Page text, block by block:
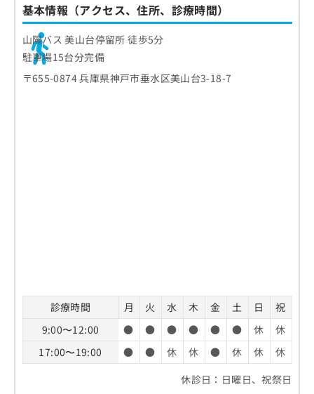
基本情報（アクセス、住所、診療時間）
山陽バス 美山台停留所 徒歩5分
駐車場15台分完備
〒655-0874 兵庫県神戸市垂水区美山台3-18-7
診療時間 月 火 水 木 金 土 日
祝
9:00〜12:00
● ● ● ● ● ● 休
休
17:00〜19:00
● ● 休 休 ● 休 休
休
休診日：日曜日、祝祭日